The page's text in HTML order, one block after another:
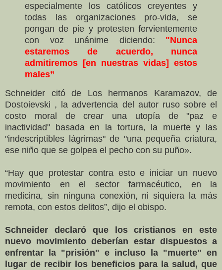
especialmente los católicos creyentes y
todas las organizaciones pro-vida, se
pongan de pie y protesten fervientemente
con voz unánime diciendo: "Nunca
estaremos de acuerdo, nunca
admitiremos [en nuestras vidas] estos
males”
Schneider citó de Los hermanos Karamazov, de
Dostoievski , la advertencia del autor ruso sobre el
costo moral de crear una utopía de "paz e
inactividad" basada en la tortura, la muerte y las
"indescriptibles lágrimas" de "una pequeña criatura,
ese niño que se golpea el pecho con su puño».
“Hay que protestar contra esto e iniciar un nuevo
movimiento en el sector farmacéutico, en la
medicina, sin ninguna conexión, ni siquiera la más
remota, con estos delitos”, dijo el obispo.
Schneider declaró que los cristianos en este
nuevo movimiento deberían estar dispuestos a
enfrentar la "prisión" e incluso la "muerte" en
lugar de recibir los beneficios para la salud, que